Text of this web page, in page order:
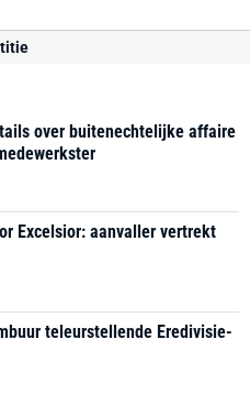
over buitenechtelijke affaire
Excelsior: aanvaller vertrekt
teleurstellende Eredivisie-